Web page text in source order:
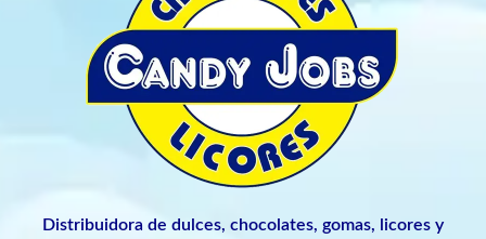
Distribuidora de dulces, chocolates, gomas, licores y